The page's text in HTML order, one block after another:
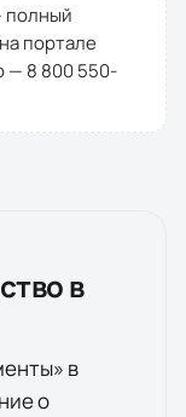
полный
портале
— 8 800 550-
в
в
о